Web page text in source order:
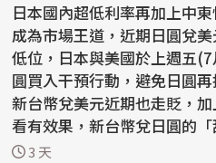
日本國內超低利率再加上中
成為市場王道，近期日圓兌
低位，日本與美國於上週五
圓買入干預行動，避免日圓
新台幣兌美元近期也走貶，
看有效果，新台幣兌日圓的「甜
和美...
3 天